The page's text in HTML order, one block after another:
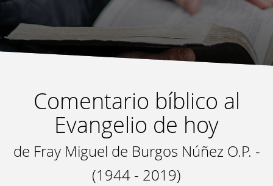
Comentario bíblico al
Evangelio de hoy
de Fray Miguel de Burgos Núñez O.P. -
(1944 - 2019)